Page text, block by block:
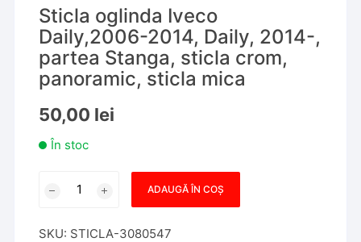
Sticla oglinda Iveco
Daily,2006-2014, Daily, 2014-,
partea Stanga, sticla crom,
panoramic, sticla mica
50,00 lei
În stoc
Iveco
ADAUGĂ ÎN COȘ
SKU: STICLA-3080547